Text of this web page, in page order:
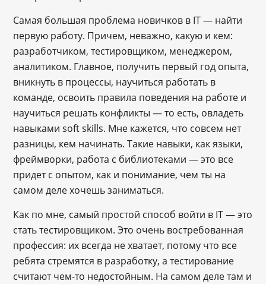
Самая большая проблема новичков в IT — найти
первую работу. Причем, неважно, какую и кем:
разработчиком, тестировщиком, менеджером,
аналитиком. Главное, получить первый год опыта,
вникнуть в процессы, научиться работать в
команде, освоить правила поведения на работе и
научиться решать конфликты — то есть, овладеть
навыками soft skills. Мне кажется, что совсем нет
разницы, кем начинать. Такие навыки, как языки,
фреймворки, работа с библиотеками — это все
придет с опытом, как и понимание, чем ты на
самом деле хочешь заниматься.
Как по мне, самый простой способ войти в IT — это
стать тестировщиком. Это очень востребованная
профессия: их всегда не хватает, потому что все
ребята стремятся в разработку, а тестирование
считают чем-то недостойным. На самом деле там и